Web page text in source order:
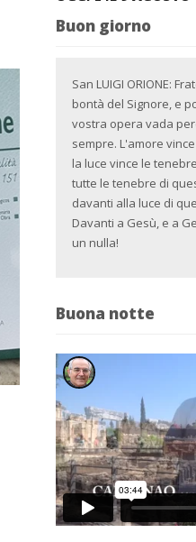
Buon giorno
San LUIGI ORIONE:
bontà del Signore, e
vostra opera vada
sempre. L'amore
la luce vince le
tutte le tenebre di
davanti alla luce di
Davanti a Gesù, e a
un nulla!
Buona notte